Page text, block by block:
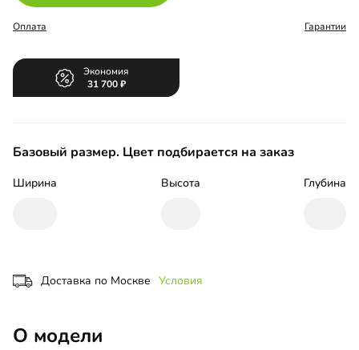
Оплата Гарантии
Экономия
31 700
Базовый размер. Цвет подбирается на заказ
Ширина Высота Глубина
Доставка по Москве Условия
О модели